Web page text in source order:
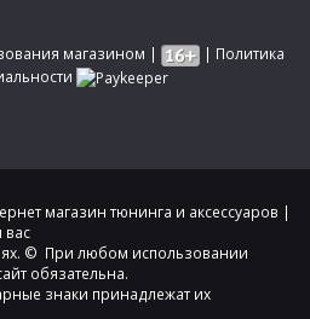
магазином | | Политика
магазин тюнинга и аксессуаров |
вас
© При любом использовании
обязательна.
знаки принадлежат их